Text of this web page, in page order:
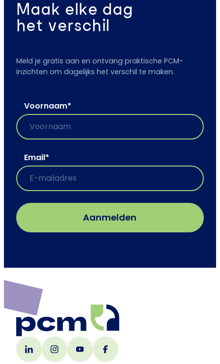
Maak elke dag
het verschil
Meld je gratis aan en ontvang praktische PCM-
inzichten om dagelijks het verschil te maken.
Voornaam*
Email*